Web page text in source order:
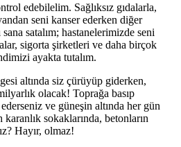
edebilelim. Sağlıksız gıdalarla,
seni kanser ederken diğer
sana satalım; hastanelerimizde seni
sigorta şirketleri ve daha birçok
ayakta tutalım.
altında siz çürüyüp giderken,
olacak! Toprağa basıp
ve güneşin altında her gün
sokaklarında, betonların
Hayır, olmaz!